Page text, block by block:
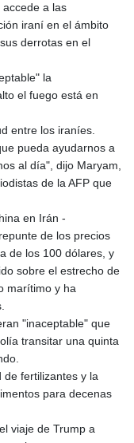
accede a las
iraní en el ámbito
derrotas en el
la
el fuego está en
entre los iraníes.
pueda ayudarnos a
al día", dijo Maryam,
de la AFP que
en Irán -
de los precios
de los 100 dólares, y
sobre el estrecho de
marítimo y ha
"inaceptable" que
transitar una quinta
de fertilizantes y la
para decenas
viaje de Trump a